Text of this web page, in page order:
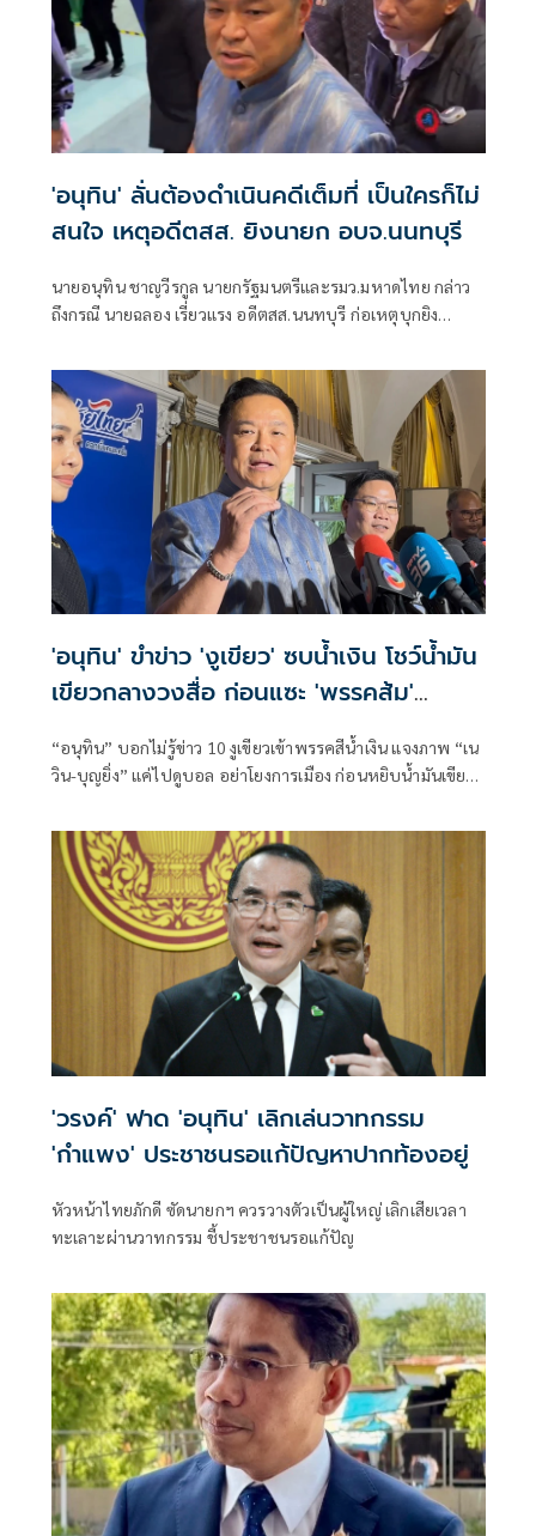
'อนุทิน' ลั่นต้องดำเนินคดีเต็มที่ เป็นใครก็ไม่
สนใจ เหตุอดีตสส. ยิงนายก อบจ.นนทบุรี
นายอนุทิน ชาญวีรกูล นายกรัฐมนตรีและรมว.มหาดไทย กล่าว
ถึงกรณี นายฉลอง เรี่ยวแรง อดีตสส.นนทบุรี ก่อเหตุบุกยิง
นนทบุรีเสียชีวิต ว่า ดำเนินการเต็มที่ไม่มีข้อยกเว้นใดๆ
'อนุทิน' ขำข่าว 'งูเขียว' ซบน้ำเงิน โชว์น้ำมัน
เขียวกลางวงสื่อ ก่อนแซะ 'พรรคส้ม'
“อนุทิน” บอกไม่รู้ข่าว 10 งูเขียวเข้าพรรคสีน้ำเงิน แจงภาพ “เน
วิน-บุญยิ่ง” แค่ไปดูบอล อย่าโยงการเมือง ก่อนหยิบน้ำมันเขียว
'วรงค์' ฟาด 'อนุทิน' เลิกเล่นวาทกรรม
'กำแพง' ประชาชนรอแก้ปัญหาปากท้องอยู่
หัวหน้าไทยภักดี ซัดนายกฯ ควรวางตัวเป็นผู้ใหญ่ เลิกเสียเวลา
ทะเลาะผ่านวาทกรรม ชี้ประชาชนรอแก้ปัญ